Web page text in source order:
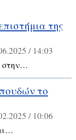
της
/ 14:03
στην…
το
/ 10:06